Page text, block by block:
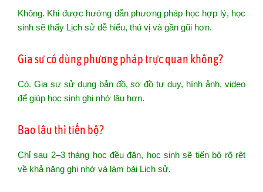
Không. Khi được hướng dẫn phương pháp học hợp lý, học
sinh sẽ thấy Lịch sử dễ hiểu, thú vị và gần gũi hơn.
Gia sư có dùng phương pháp trực quan không?
Có. Gia sư sử dụng bản đồ, sơ đồ tư duy, hình ảnh, video
để giúp học sinh ghi nhớ lâu hơn.
Bao lâu thì tiến bộ?
Chỉ sau 2–3 tháng học đều đặn, học sinh sẽ tiến bộ rõ rệt
về khả năng ghi nhớ và làm bài Lịch sử.